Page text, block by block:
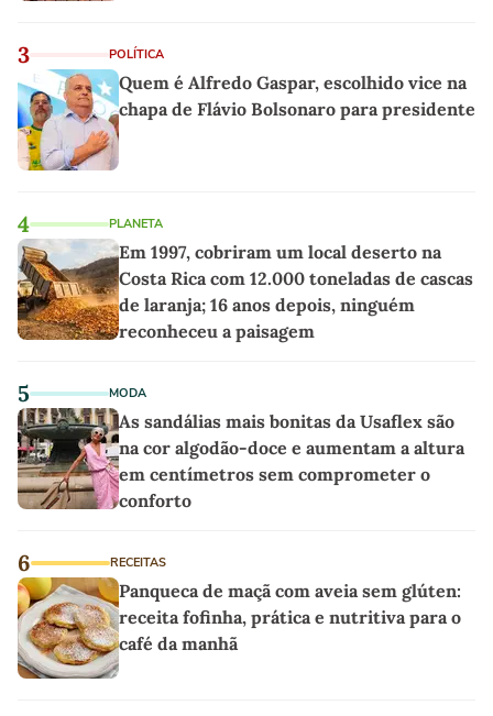
3 POLÍTICA
Quem é Alfredo Gaspar, escolhido vice na
chapa de Flávio Bolsonaro para presidente
4 PLANETA
Em 1997, cobriram um local deserto na
Costa Rica com 12.000 toneladas de cascas
de laranja; 16 anos depois, ninguém
reconheceu a paisagem
5 MODA
As sandálias mais bonitas da Usaflex são
na cor algodão-doce e aumentam a altura
em centímetros sem comprometer o
conforto
6 RECEITAS
Panqueca de maçã com aveia sem glúten:
receita fofinha, prática e nutritiva para o
café da manhã